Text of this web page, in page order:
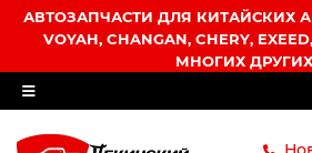
АВТОЗАПЧАСТИ ДЛЯ КИТАЙСКИХ
VOYAH, CHANGAN, CHERY,
МНОГИХ